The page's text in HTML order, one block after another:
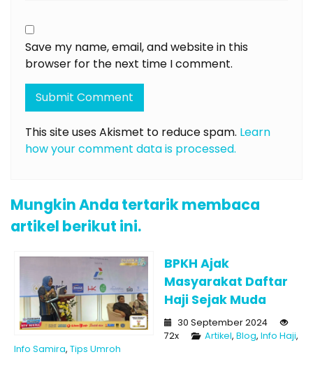
Save my name, email, and website in this
browser for the next time I comment.
This site uses Akismet to reduce spam. Learn
how your comment data is processed.
Mungkin Anda tertarik membaca
artikel berikut ini.
BPKH Ajak
Masyarakat Daftar
Haji Sejak Muda
30 September 2024
72x
Artikel, Blog, Info Haji,
Info Samira, Tips Umroh